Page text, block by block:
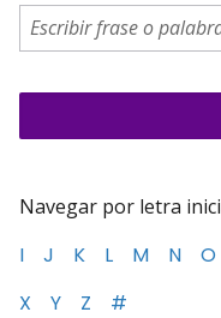
Navegar por letra
I
J K L M N O
X
Y Z #